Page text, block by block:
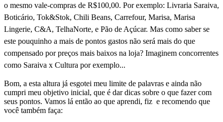
o mesmo vale-compras de R$100,00. Por exemplo: Livraria Saraiva,
Boticário, Tok&Stok, Chili Beans, Carrefour, Marisa, Marisa
Lingerie, C&A, TelhaNorte, e Pão de Açúcar. Mas como saber se
este pouquinho a mais de pontos gastos não será mais do que
compensado por preços mais baixos na loja? Imaginem concorrentes
como Saraiva x Cultura por exemplo...
Bom, a esta altura já esgotei meu limite de palavras e ainda não
cumpri meu objetivo inicial, que é dar dicas sobre o que fazer com
seus pontos. Vamos lá então ao que aprendi, fiz e recomendo que
você também faça: